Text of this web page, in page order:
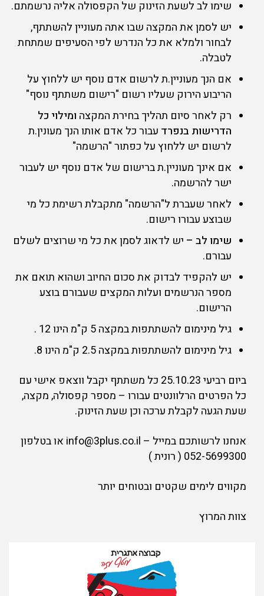
שימו לב לשעת הזינוק של הקפסולה אליה נרשמתם.
יש לסמן את המקצה שבו אתה מעוניין להשתתף,
לבחור ולמלא את כל הנדרש לפי הסעיפים שמתחת
לטבלה.
אם הנך מעוניין.ת לרשום אדם נוסף יש ללחוץ על
הריבוע הירוק שעליו רשום "רישום משתתף נוסף"
רק לאחר סיום תהליך בחירת המקצה ומילוי כל
הדרישות בנפרד עבור כל אדם אותו הנך מעונין.ת
לרשום יש ללחוץ על כפתור "הרשמה"
אם אינך מעוניין.ת ברישום של אדם נוסף יש לעבור
ישר להרשמה.
לאחר שעברת ל"הרשמה" מתקבלת רשימת כל מי
שבוצע עבורו רישום.
שימו לב – יש לדאוג לסמן את כל מי שרוצים לשלם
עבורם.
יש להקפיד לבדוק את סכום החיוב ושהוא תואם את
מספר הנרשמים ועלות המקצים שעבורם בוצע
הרישום.
גיל מינימום להשתתפות במקצה 5 ק"מ הינו 12 .
גיל מינימום להשתתפות במקצה 2.5 ק"מ הינו 8.
ביום רביעי 25.10.23 כל משתתף יקבל ווצאפ אישי עם
כל הפרטים הרלוונטים עבורו – מספר קפסולה, מקצה,
שעת הגעה לקבלת ערכה וכן שעת הזינוק.
אנחנו לרשותכם במייל – info@3plus.co.il או בטלפון
052-5699300 ( רונית )
מקווים לימים שקטים ובטוחים יותר
צוות המרוץ